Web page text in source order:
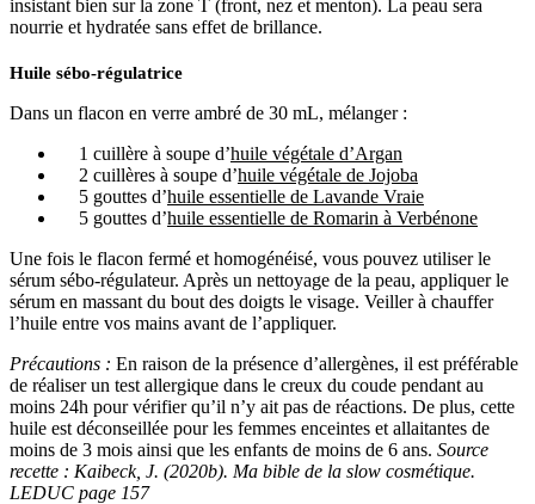
insistant bien sur la zone T (front, nez et menton). La peau sera
nourrie et hydratée sans effet de brillance.
Huile sébo-régulatrice
Dans un flacon en verre ambré de 30 mL, mélanger :
1 cuillère à soupe d’huile végétale d’Argan
2 cuillères à soupe d’huile végétale de Jojoba
5 gouttes d’huile essentielle de Lavande Vraie
5 gouttes d’huile essentielle de Romarin à Verbénone
Une fois le flacon fermé et homogénéisé, vous pouvez utiliser le
sérum sébo-régulateur. Après un nettoyage de la peau, appliquer le
sérum en massant du bout des doigts le visage. Veiller à chauffer
l’huile entre vos mains avant de l’appliquer.
Précautions : En raison de la présence d’allergènes, il est préférable
de réaliser un test allergique dans le creux du coude pendant au
moins 24h pour vérifier qu’il n’y ait pas de réactions. De plus, cette
huile est déconseillée pour les femmes enceintes et allaitantes de
moins de 3 mois ainsi que les enfants de moins de 6 ans. Source
recette : Kaibeck, J. (2020b). Ma bible de la slow cosmétique.
LEDUC page 157